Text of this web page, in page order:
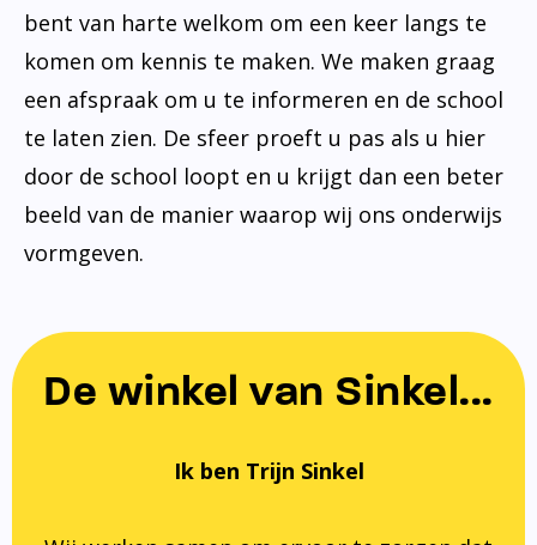
bent van harte welkom om een keer langs te
komen om kennis te maken. We maken graag
een afspraak om u te informeren en de school
te laten zien. De sfeer proeft u pas als u hier
door de school loopt en u krijgt dan een beter
beeld van de manier waarop wij ons onderwijs
vormgeven.
De winkel van Sinkel...
Ik ben Trijn Sinkel